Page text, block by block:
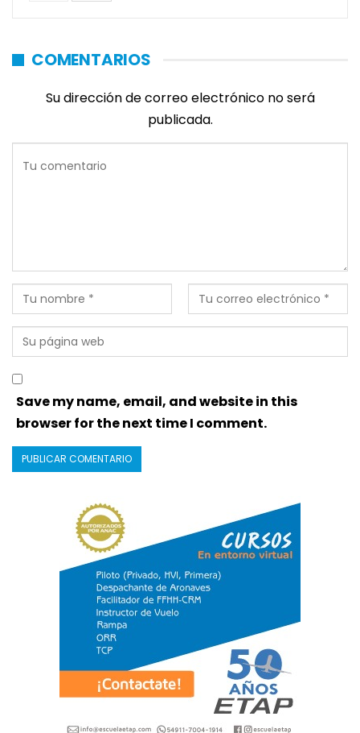
COMENTARIOS
Su dirección de correo electrónico no será
publicada.
Save my name, email, and website in this
browser for the next time I comment.